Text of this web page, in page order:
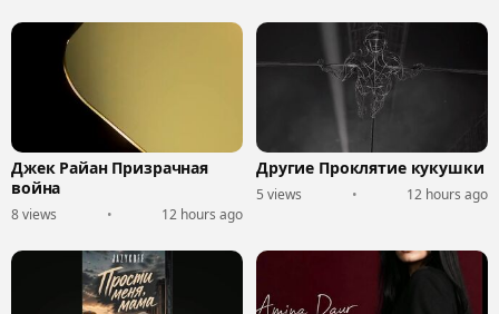
Джек Райан Призрачная
война
8 views • 12 hours ago
Другие Проклятие кукушки
5 views • 12 hours ago